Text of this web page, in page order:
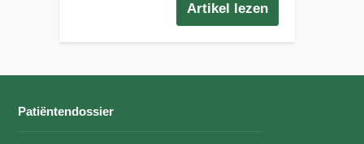
Artikel lezen
Patiëntendossier